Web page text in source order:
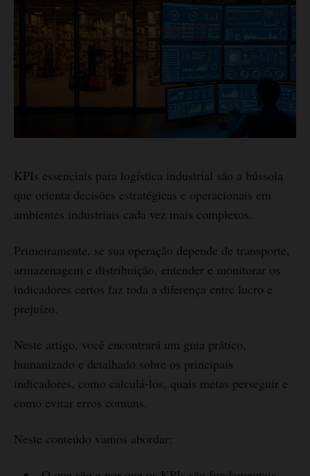
KPIs essenciais para logística industrial são a bússola
que orienta decisões estratégicas e operacionais em
ambientes industriais cada vez mais complexos.
Primeiramente, se sua operação depende de transporte,
armazenagem e distribuição, entender e monitorar os
indicadores certos faz toda a diferença entre lucro e
prejuízo.
Neste artigo, você encontrará um guia prático,
humanizado e detalhado sobre os principais
indicadores, como calculá-los, quais metas perseguir e
como evitar erros comuns.
Neste conteúdo vamos abordar: